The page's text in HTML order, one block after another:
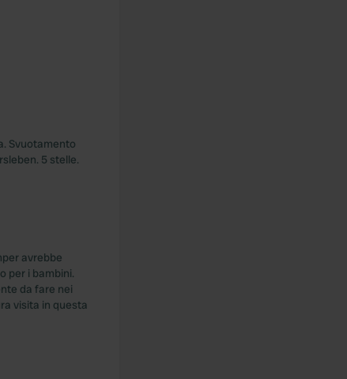
Svuotamento
5 stelle.
avrebbe
per i bambini.
da fare nei
visita in questa